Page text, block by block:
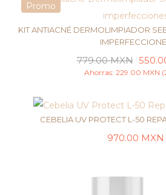
Promo
LEER
KIT ANTIACNÉ DERMOLIMPIADOR
779.00MXN
Ahorras: 229.00 MXN
CEBELIA UV PROTECT L-50
970.00 MXN